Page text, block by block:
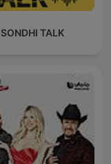
SONDHI TALK